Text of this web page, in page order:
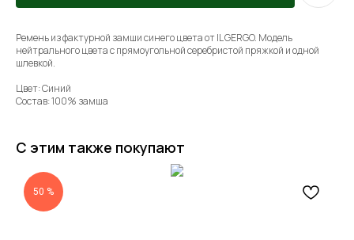
Ремень из фактурной замши синего цвета от IL GERGO. Модель
нейтрального цвета с прямоугольной серебристой пряжкой и одной
шлевкой.
Цвет: Синий
Состав: 100% замша
С этим также покупают
50 %